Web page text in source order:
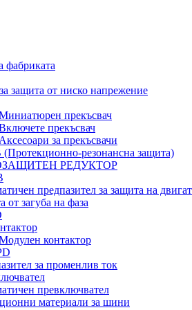
фабриката
защита от ниско напрежение
прекъсвач
прекъсвач
Аксесоари за прекъсвачи
(Протекционно-резонансна защита)
РЕДУКТОР
предпазител за защита на
от загуба на фаза
контактор
за променлив ток
превключвател
материали за шини